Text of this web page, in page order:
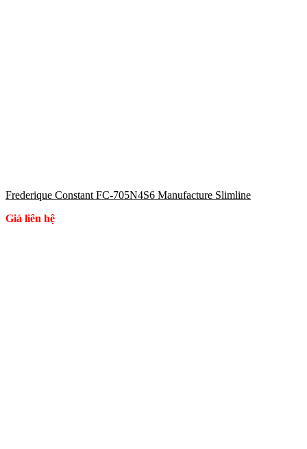
Frederique Constant FC-705N4S6 Manufacture Slimline
Giá liên hệ